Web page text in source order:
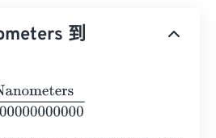
到
1000000000000